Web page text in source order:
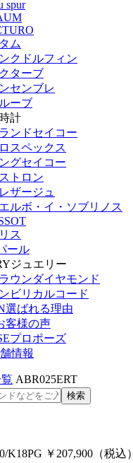
spur
ム
クドルフィン
ターブ
センブレ
ーブ
時計
ンドセイコー
スペックス
グセイコー
トロン
ザージュ
ルボ・イ・ソブリノス
ス
ール
ジュエリー
ウンダイヤモンド
ビリカルコード
選ばれる理由
客様の声
プロポーズ
情報
ABR025ERT
K18PG ￥207,900（税込）